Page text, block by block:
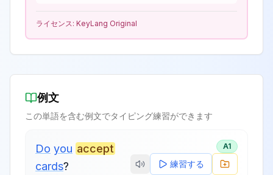
ライセンス: KeyLang Original
例文
この単語を含む例文でタイピング練習ができます
Do you accept
cards?
A1
練習する